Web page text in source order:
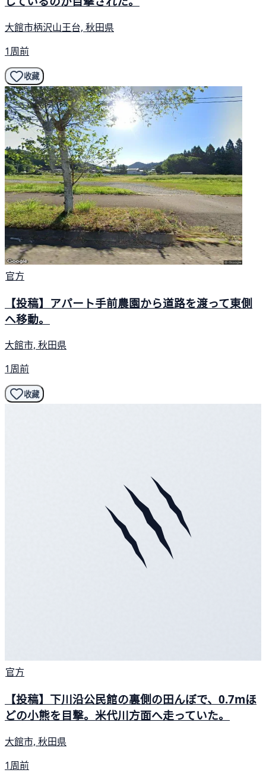
大館市柄沢山王台, 秋田県
1周前
收藏
官方
【投稿】アパート手前農園から道路を渡って東側
へ移動。
大館市, 秋田県
1周前
收藏
官方
【投稿】下川沿公民館の裏側の田んぼで、0.7mほ
どの小熊を目撃。米代川方面へ走っていた。
大館市, 秋田県
1周前